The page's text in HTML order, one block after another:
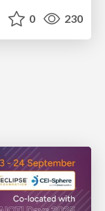
0 230